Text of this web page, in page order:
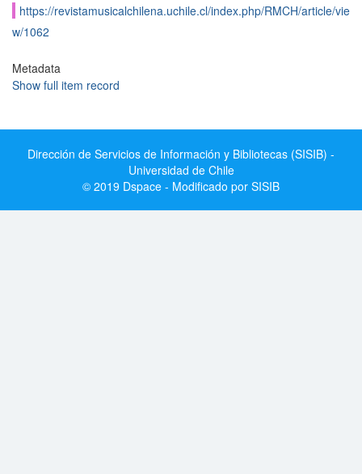
https://revistamusicalchilena.uchile.cl/index.php/RMCH/article/vie
w/1062
Metadata
Show full item record
Dirección de Servicios de Información y Bibliotecas (SISIB) -
Universidad de Chile
© 2019 Dspace - Modificado por SISIB